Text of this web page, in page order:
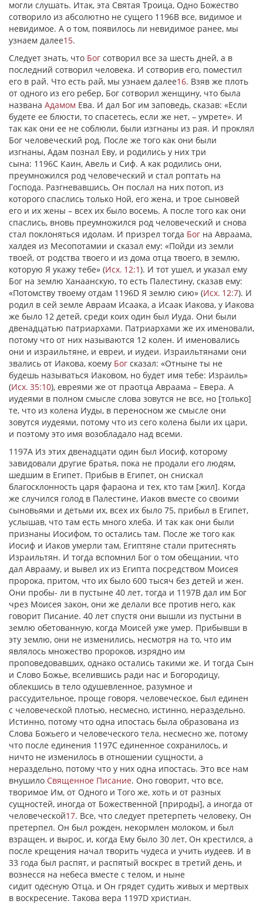
могли слушать. Итак, эта Святая Троица, Одно Божество
сотворило из абсолютно не сущего 1196В все, видимое и
невидимое. А о том, появилось ли невидимое ранее, мы
узнаем далее15.
Следует знать, что Бог сотворил все за шесть дней, а в
последний сотворил человека. И сотворив его, поместил
его в рай. Что есть рай, мы узнаем далее16. Взяв же плоть
от одного из его ребер, Бог сотворил женщину, что была
названа Адамом Ева. И дал Бог им заповедь, сказав: «Если
будете ее блюсти, то спасетесь, если же нет, – умрете». И
так как они ее не соблюли, были изгнаны из рая. И проклял
Бог человеческий род. После же того как они были
изгнаны, Адам познал Еву, и родились у них три
сына: 1196С Каин, Авель и Сиф. А как родились они,
преумножился род человеческий и стал роптать на
Господа. Разгневавшись, Он послал на них потоп, из
которого спаслись только Ной, его жена, и трое сыновей
его и их жены – всех их было восемь. А после того как они
спаслись, вновь преумножился род человеческий и снова
стал поклоняться идолам. И призрел тогда Бог на Авраама,
халдея из Месопотамии и сказал ему: «Пойди из земли
твоей, от родства твоего и из дома отца твоего, в землю,
которую Я укажу тебе» (Исх. 12:1). И тот ушел, и указал ему
Бог на землю Ханаанскую, то есть Палестину, сказав ему:
«Потомству твоему отдам 1196D Я землю сию» (Исх. 12:7). И
родил в сей земле Авраам Исаака, а Исаак Иакова, у Иакова
же было 12 детей, среди коих один был Иуда. Они были
двенадцатью патриархами. Патриархами же их именовали,
потому что от них называются 12 колен. И именовались
они и израильтяне, и евреи, и иудеи. Израильтянами они
звались от Иакова, коему Бог сказал: «Отныне ты не
будешь называться Иаковом, но будет имя тебе: Израиль»
(Исх. 35:10), евреями же от праотца Авраама – Евера. А
иудеями в полном смысле слова зовутся не все, но [только]
те, что из колена Иуды, в переносном же смысле они
зовутся иудеями, потому что из сего колена были их цари,
и поэтому это имя возобладало над всеми.
1197А Из этих двенадцати один был Иосиф, которому
завидовали другие братья, пока не продали его людям,
шедшим в Египет. Прибыв в Египет, он снискал
благосклонность царя фараона и тех, кто там [жил]. Когда
же случился голод в Палестине, Иаков вместе со своими
сыновьями и детьми их, всех их было 75, прибыл в Египет,
услышав, что там есть много хлеба. И так как они были
признаны Иосифом, то остались там. После же того как
Иосиф и Иаков умерли там, Египтяне стали притеснять
Израильтян. И тогда вспомнил Бог о том обещании, что
дал Аврааму, и вывел их из Египта посредством Моисея
пророка, притом, что их было 600 тысяч без детей и жен.
Они пробы- ли в пустыне 40 лет, тогда и 1197В дал им Бог
чрез Моисея закон, они же делали все против него, как
говорит Писание. 40 лет спустя они вышли из пустыни в
землю обетованную, когда Моисей уже умер. Прибывши в
эту землю, они не изменились, несмотря на то, что им
являлось множество пророков, изрядно им
проповедовавших, однако остались такими же. И тогда Сын
и Слово Божье, вселившись ради нас и Богородицу,
облекшись в тело одушевленное, разумное и
рассудительное, проще говоря, человеческое, был единен
с человеческой плотью, несмесно, истинно, нераздельно.
Истинно, потому что одна ипостась была образована из
Слова Божьего и человеческого тела, несмесно же, потому
что после единения 1197С единенное сохранилось, и
ничто не изменилось в отношении сущности, а
нераздельно, потому что у них одна ипостась. Это все нам
внушило Священное Писание. Оно говорит, что все,
творимое Им, от Одного и Того же, хоть и от разных
сущностей, иногда от Божественной [природы], а иногда от
человеческой17. Все, что следует претерпеть человеку, Он
претерпел. Он был рожден, некормлен молоком, и был
взращен, и вырос, и, когда Ему было 30 лет, Он крестился, а
после крещения начал творить чудеса и учить иудеев. И в
33 года был распят, и распятый воскрес в третий день, и
вознесся на небеса вместе с телом, и ныне
сидит одесную Отца, и Он грядет судить живых и мертвых
в воскресение. Такова вера 1197D христиан.